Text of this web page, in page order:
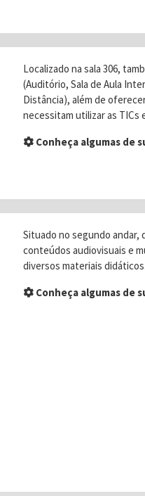
Localizado na sala 306,
(Auditório, Sala de Aula
Distância), além de
necessitam utilizar as TICs
Conheça algumas de
Situado no segundo
conteúdos audiovisuais e
diversos materiais didáticos.
Conheça algumas de